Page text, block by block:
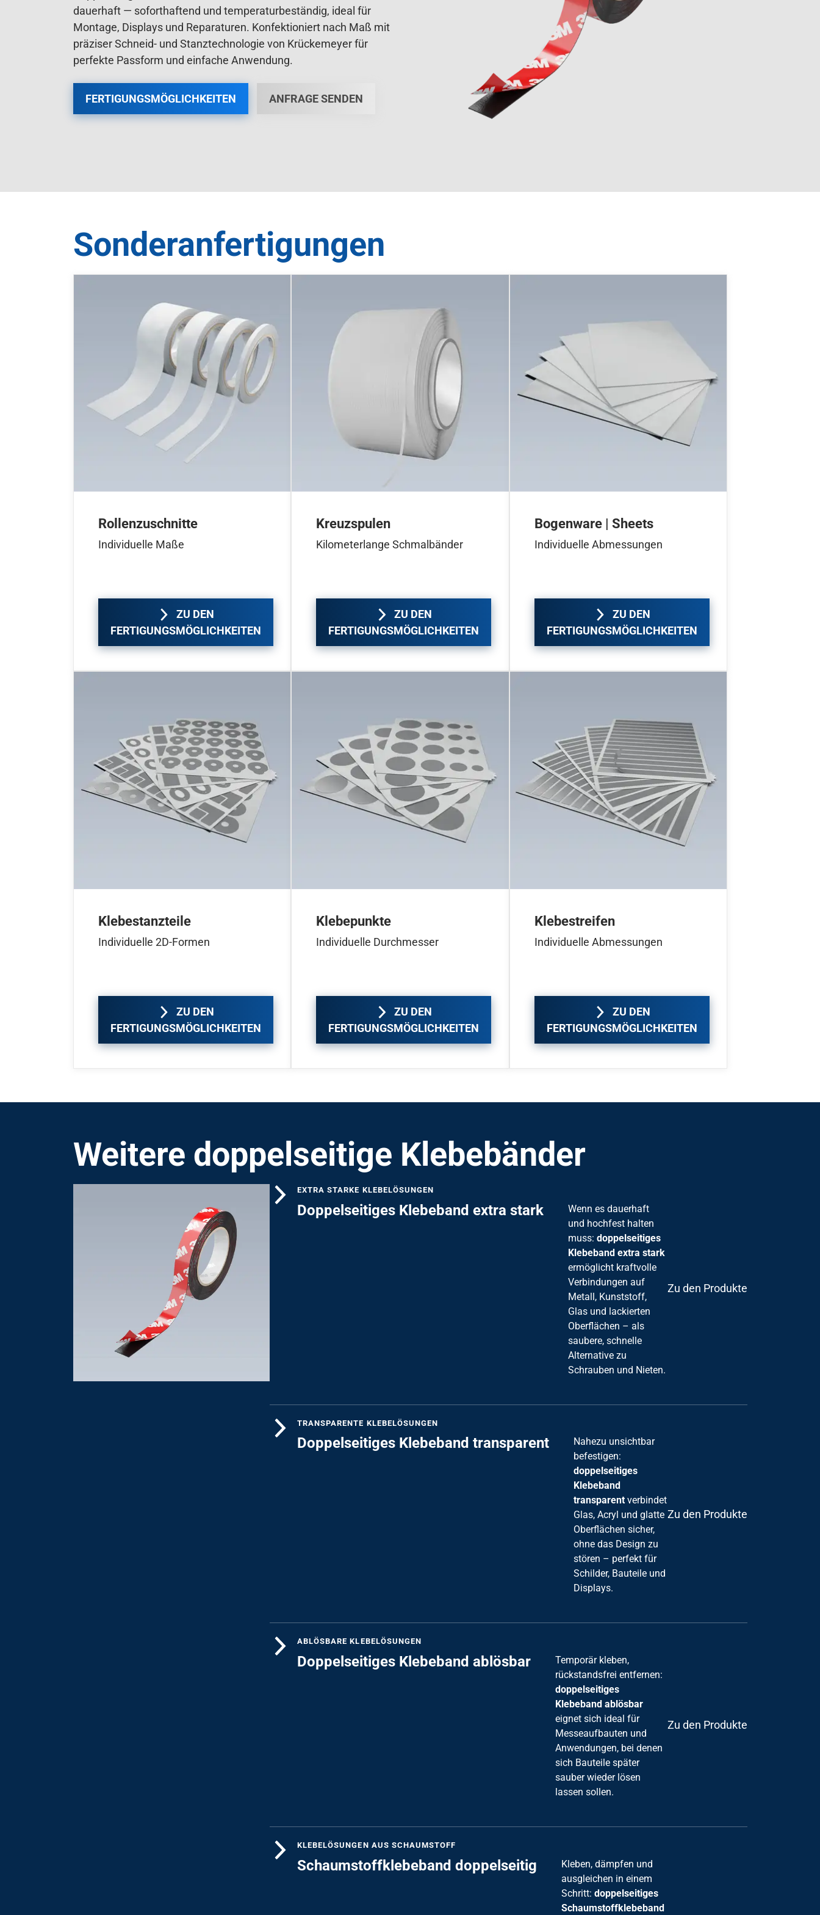
dauerhaft — soforthaftend und temperaturbeständig, ideal für
Montage, Displays und Reparaturen. Konfektioniert nach Maß mit
präziser Schneid- und Stanztechnologie von Krückemeyer für
perfekte Passform und einfache Anwendung.
FERTIGUNGSMÖGLICHKEITEN ANFRAGE SENDEN
Sonderanfertigungen
Rollenzuschnitte
Individuelle Maße
ZU DEN
FERTIGUNGSMÖGLICHKEITEN
Kreuzspulen
Kilometerlange Schmalbänder
ZU DEN
FERTIGUNGSMÖGLICHKEITEN
Bogenware | Sheets
Individuelle Abmessungen
ZU DEN
FERTIGUNGSMÖGLICHKEITEN
Klebestanzteile
Individuelle 2D-Formen
ZU DEN
FERTIGUNGSMÖGLICHKEITEN
Klebepunkte
Individuelle Durchmesser
ZU DEN
FERTIGUNGSMÖGLICHKEITEN
Klebestreifen
Individuelle Abmessungen
ZU DEN
FERTIGUNGSMÖGLICHKEITEN
Weitere doppelseitige Klebebänder
EXTRA STARKE KLEBELÖSUNGEN
Doppelseitiges Klebeband extra stark
Wenn es dauerhaft
und hochfest halten
muss:doppelseitiges
Klebeband extra stark
ermöglicht kraftvolle
Verbindungen auf
Metall, Kunststoff,
Glas und lackierten
Oberflächen – als
saubere, schnelle
Alternative zu
Schrauben und Nieten.
Zu den Produkten
TRANSPARENTE KLEBELÖSUNGEN
Doppelseitiges Klebeband transparent
Nahezu unsichtbar
befestigen:
doppelseitiges
Klebeband
transparent verbindet
Glas, Acryl und glatte
Oberflächen sicher,
ohne das Design zu
stören – perfekt für
Schilder, Bauteile und
Displays.
Zu den Produkten
ABLÖSBARE KLEBELÖSUNGEN
Doppelseitiges Klebeband ablösbar
Temporär kleben,
rückstandsfrei entfernen:
doppelseitiges
Klebeband ablösbar
eignet sich ideal für
Messeaufbauten und
Anwendungen, bei denen
sich Bauteile später
sauber wieder lösen
lassen sollen.
Zu den Produkten
KLEBELÖSUNGEN AUS SCHAUMSTOFF
Schaumstoffklebeband doppelseitig
Kleben, dämpfen und
ausgleichen in einem
Schritt:doppelseitiges
Schaumstoffklebeband